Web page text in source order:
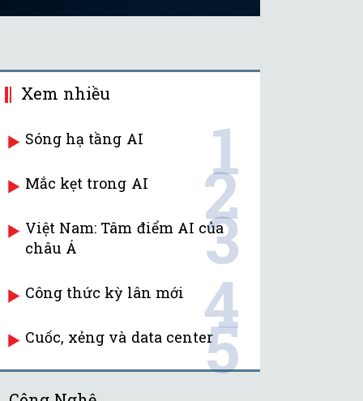
Xem nhiều
Sóng hạ tầng AI 1
Mắc kẹt trong AI 2
Việt Nam: Tâm điểm AI của
châu Á
3
Công thức kỳ lân mới 4
Cuốc, xẻng và data center5